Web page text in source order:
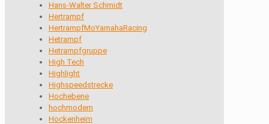
Hans-Walter Schmidt
Hertrampf
HertrampfMoYamahaRacing
Hetrampf
Hetrampfgruppe
High Tech
Highlight
Highspeedstrecke
Hochebene
hochmodern
Hockenheim